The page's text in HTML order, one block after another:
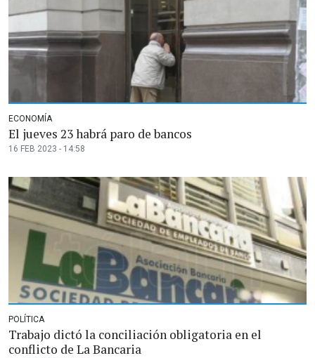
ECONOMÍA
El jueves 23 habrá paro de bancos
16 FEB 2023 - 14:58
POLÍTICA
Trabajo dictó la conciliación obligatoria en el
conflicto de La Bancaria